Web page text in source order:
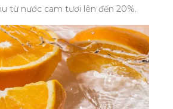
từ nước cam tươi lên đến 20%.